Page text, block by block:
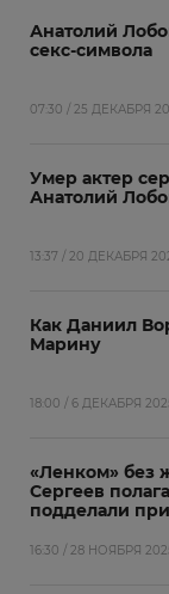
Анатолий
секс-символа
07:30 / 25 ДЕКАБРЯ
Умер актер
Анатолий
13:37 / 20 ДЕКАБРЯ
Как Даниил
Марину
18:00 / 6 ДЕКАБРЯ
«Ленком» без
Сергеев
подделали
16:30 / 28 НОЯБРЯ